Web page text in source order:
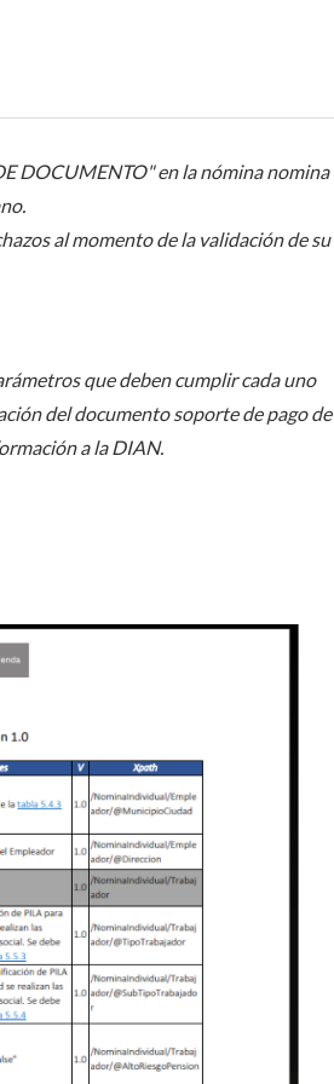
DOCUMENTO" en la nómina nomina
al momento de la validación de su
que deben cumplir cada uno
del documento soporte de pago de
a la DIAN.